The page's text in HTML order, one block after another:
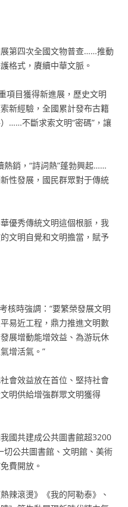
第四次全國文物普查……推動
格式，賡續中華文脈。
項目獲得新進展，歷史文明
新經驗，全國累計發布古籍
……不斷求索文明“密碼”，讓
熱銷，“詩詞熱”蓬勃興起……
性發展，國民群眾對于傳統
優秀傳統文明這個根脈，我
文明自覺和文明擔當，賦予
核時強調：“要繁榮發展文明
易近工程，鼎力推進文明數
展增動能增效益、為游玩休
增活氣。”
會效益放在首位、堅持社會
明供給增強群眾文明獲得
國共建成公共圖書館超3200
公共圖書館、文明館、美術
費開放。
辣滾燙》《我的阿勒泰》、